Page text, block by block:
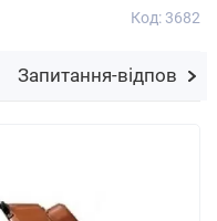
Код: 3682
Запитання-відповідь